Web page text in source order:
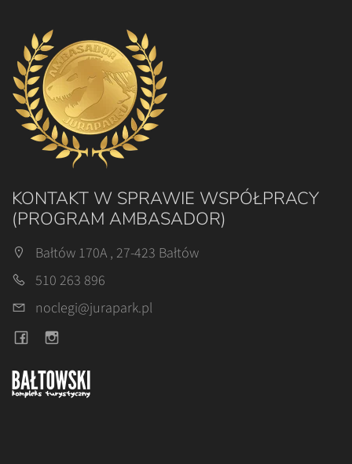
KONTAKT W SPRAWIE WSPÓŁPRACY
(PROGRAM AMBASADOR)
Bałtów 170A , 27-423 Bałtów
510 263 896
noclegi@jurapark.pl